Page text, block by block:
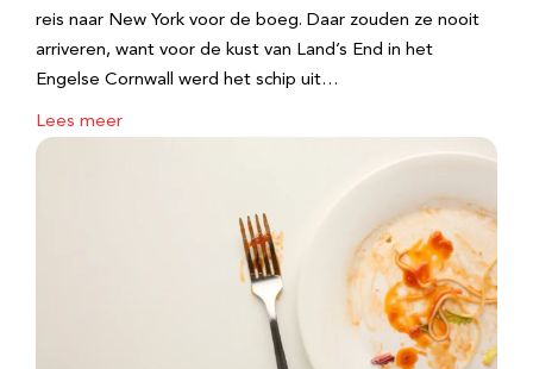
reis naar New York voor de boeg. Daar zouden ze nooit
arriveren, want voor de kust van Land’s End in het
Engelse Cornwall werd het schip uit…
Lees meer